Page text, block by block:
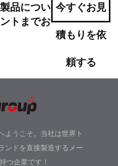
品につい
トまでお
今すぐお見
積もりを依
頼する
うこそ。当社は世界ト
ンドを直接製造するメー
つ企業です！